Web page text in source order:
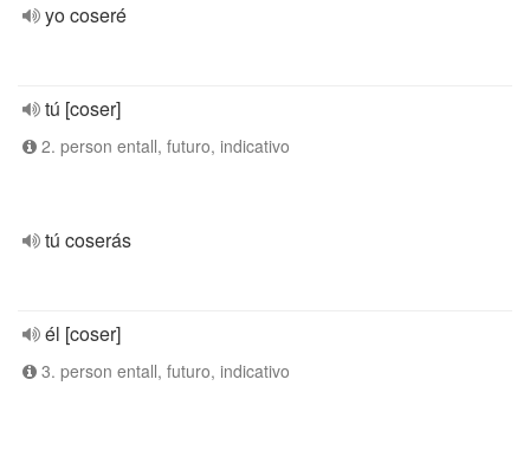
yo coseré
tú [coser]
2. person entall, futuro, indicativo
tú coserás
él [coser]
3. person entall, futuro, indicativo